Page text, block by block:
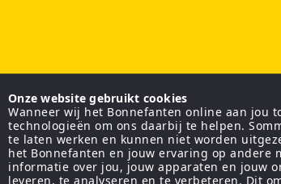
Onze website gebruikt cookies
Wanneer wij het Bonnefanten online aan jou
technologieën om ons daarbij te helpen.
te laten werken en kunnen niet worden
het Bonnefanten en jouw ervaring op andere
informatie over jou, jouw apparaten en jouw
leveren, te analyseren en te verbeteren. Dit